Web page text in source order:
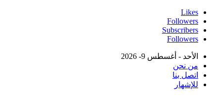
Likes
Followers
Subscribers
Followers
الأحد - أغسطس 9- 2026
من نحن
اتصل بنا
للإشهار